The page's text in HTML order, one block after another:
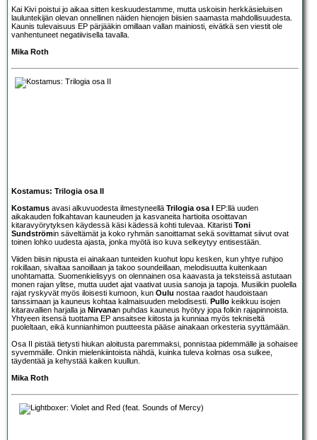
Kai Kivi poistui jo aikaa sitten keskuudestamme, mutta uskoisin herkkäsieluisen
lauluntekijän olevan onnellinen näiden hienojen biisien saamasta mahdollisuudesta.
Kaunis tulevaisuus EP pärjääkin omillaan vallan mainiosti, eivätkä sen viestit ole
vanhentuneet negatiivisella tavalla.
Mika Roth
Kostamus: Trilogia osa II
Kostamus avasi alkuvuodesta ilmestyneellä Trilogia osa I EP:llä uuden
aikakauden folkahtavan kauneuden ja kasvaneita hartioita osoittavan
kitaravyörytyksen käydessä käsi kädessä kohti tulevaa. Kitaristi Toni
Sundströmin säveltämät ja koko ryhmän sanoittamat sekä sovittamat siivut ovat
toinen lohko uudesta ajasta, jonka myötä iso kuva selkeytyy entisestään.
Viiden biisin nipusta ei ainakaan tunteiden kuohut lopu kesken, kun yhtye ruhjoo
rokillaan, sivaltaa sanoillaan ja takoo soundeillaan, melodisuutta kuitenkaan
unohtamatta. Suomenkielisyys on olennainen osa kaavasta ja teksteissä astutaan
monen rajan ylitse, mutta uudet ajat vaativat uusia sanoja ja tapoja. Musiikin puolella
rajat ryskyvät myös iloisesti kumoon, kun Oulu nostaa raadot haudoistaan
tanssimaan ja kauneus kohtaa kalmaisuuden melodisesti. Pullo keikkuu isojen
kitaravallien harjalla ja Nirvanan puhdas kauneus hyötyy jopa folkin rajapinnoista.
Yhtyeen itsensä tuottama EP ansaitsee kiitosta ja kunniaa myös tekniseltä
puoleltaan, eikä kunnianhimon puutteesta pääse ainakaan orkesteria syyttämään.
Osa II pistää tietysti hiukan aloitusta paremmaksi, ponnistaa pidemmälle ja sohaisee
syvemmälle. Onkin mielenkiintoista nähdä, kuinka tuleva kolmas osa sulkee,
täydentää ja kehystää kaiken kuullun.
Mika Roth